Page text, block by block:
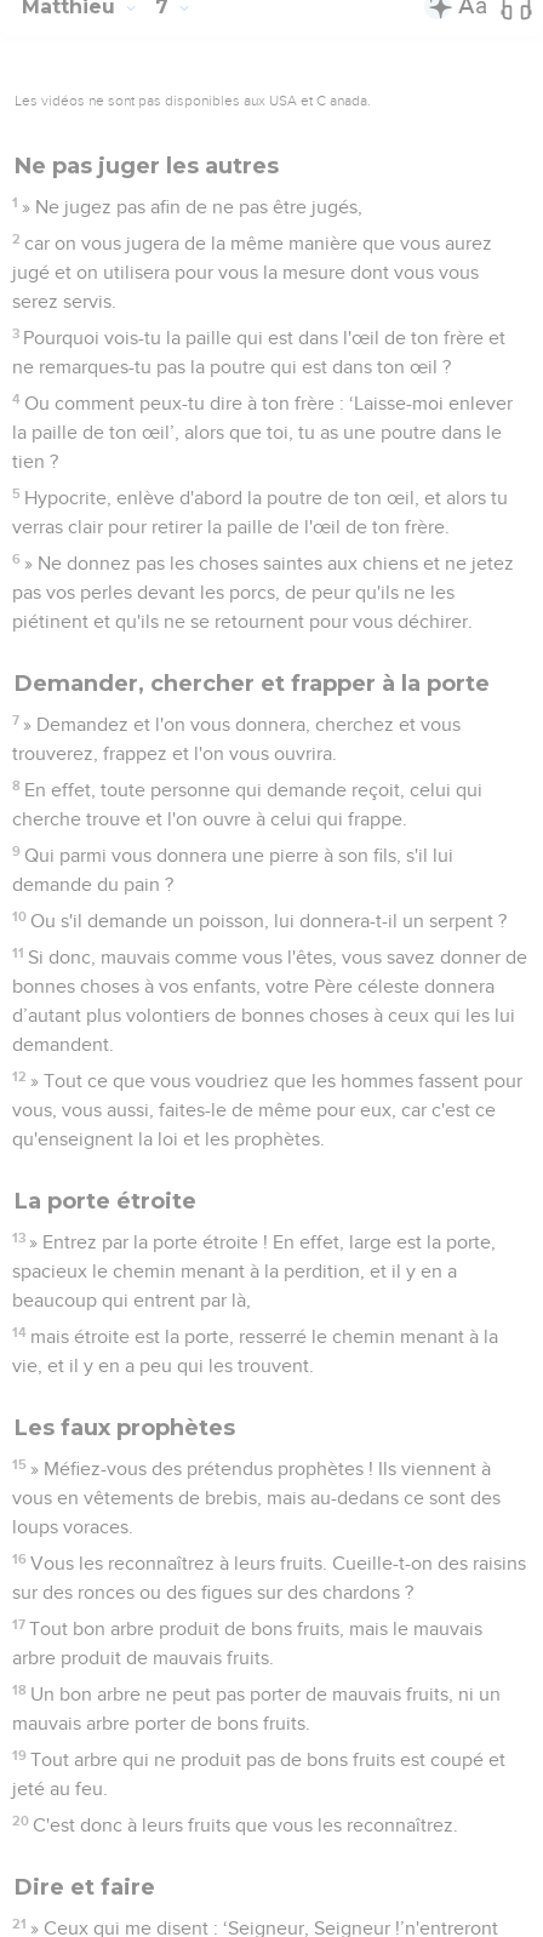
Matthieu 7
Les vidéos ne sont pas disponibles aux USA et C anada.
Ne pas juger les autres
1 » Ne jugez pas afin de ne pas être jugés,
2 car on vous jugera de la même manière que vous aurez
jugé et on utilisera pour vous la mesure dont vous vous
serez servis.
3 Pourquoi vois-tu la paille qui est dans l'œil de ton frère et
ne remarques-tu pas la poutre qui est dans ton œil ?
4 Ou comment peux-tu dire à ton frère : ‘Laisse-moi enlever
la paille de ton œil’, alors que toi, tu as une poutre dans le
tien ?
5 Hypocrite, enlève d'abord la poutre de ton œil, et alors tu
verras clair pour retirer la paille de l'œil de ton frère.
6 » Ne donnez pas les choses saintes aux chiens et ne jetez
pas vos perles devant les porcs, de peur qu'ils ne les
piétinent et qu'ils ne se retournent pour vous déchirer.
Demander, chercher et frapper à la porte
7 » Demandez et l'on vous donnera, cherchez et vous
trouverez, frappez et l'on vous ouvrira.
8 En effet, toute personne qui demande reçoit, celui qui
cherche trouve et l'on ouvre à celui qui frappe.
9 Qui parmi vous donnera une pierre à son fils, s'il lui
demande du pain ?
10 Ou s'il demande un poisson, lui donnera-t-il un serpent ?
11 Si donc, mauvais comme vous l'êtes, vous savez donner de
bonnes choses à vos enfants, votre Père céleste donnera
d’autant plus volontiers de bonnes choses à ceux qui les lui
demandent.
12 » Tout ce que vous voudriez que les hommes fassent pour
vous, vous aussi, faites-le de même pour eux, car c'est ce
qu'enseignent la loi et les prophètes.
La porte étroite
13 » Entrez par la porte étroite ! En effet, large est la porte,
spacieux le chemin menant à la perdition, et il y en a
beaucoup qui entrent par là,
14 mais étroite est la porte, resserré le chemin menant à la
vie, et il y en a peu qui les trouvent.
Les faux prophètes
15 » Méfiez-vous des prétendus prophètes ! Ils viennent à
vous en vêtements de brebis, mais au-dedans ce sont des
loups voraces.
16 Vous les reconnaîtrez à leurs fruits. Cueille-t-on des raisins
sur des ronces ou des figues sur des chardons ?
17 Tout bon arbre produit de bons fruits, mais le mauvais
arbre produit de mauvais fruits.
18 Un bon arbre ne peut pas porter de mauvais fruits, ni un
mauvais arbre porter de bons fruits.
19 Tout arbre qui ne produit pas de bons fruits est coupé et
jeté au feu.
20 C'est donc à leurs fruits que vous les reconnaîtrez.
Dire et faire
21 » Ceux qui me disent : ‘Seigneur, Seigneur !’n'entreront